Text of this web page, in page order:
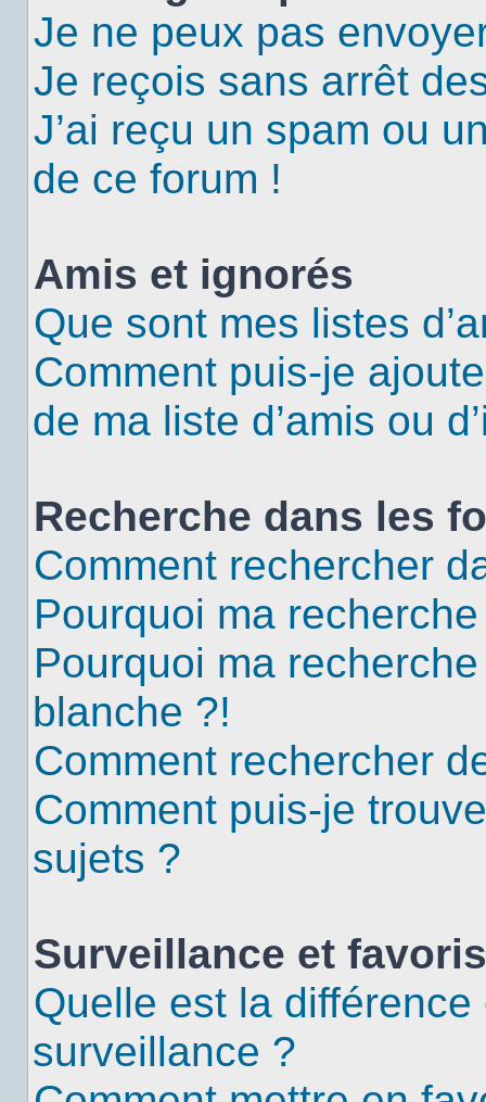
Je ne peux pas
Je reçois sans arrêt
J’ai reçu un spam ou
de ce forum !
Amis et ignorés
Que sont mes listes
Comment puis-je
de ma liste d’amis ou
Recherche dans les
Comment rechercher
Pourquoi ma
Pourquoi ma
blanche ?!
Comment rechercher
Comment puis-je
sujets ?
Surveillance et favoris
Quelle est la
surveillance ?